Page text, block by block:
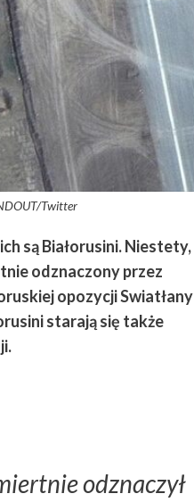
Twitter
są Białorusini. Niestety,
odznaczony przez
opozycji Swiatłany
starają się także
odznaczył